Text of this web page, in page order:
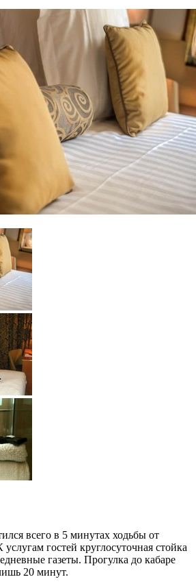
всего в 5 минутах ходьбы от
гостей круглосуточная стойка
газеты. Прогулка до кабаре
20 минут.